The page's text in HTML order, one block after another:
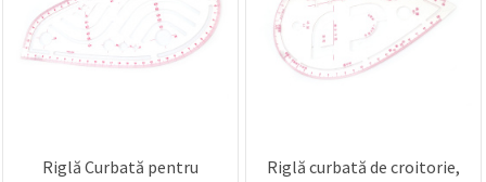
Riglă Curbată pentru
Riglă curbată de croitorie,